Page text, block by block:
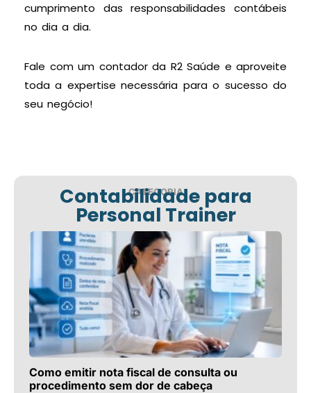
cumprimento das responsabilidades contábeis
no dia a dia.
Fale com um contador da R2 Saúde e aproveite
toda a expertise necessária para o sucesso do
seu negócio!
CATEGORIA
Contabilidade para
Personal Trainer
Como emitir nota fiscal de consulta ou
procedimento sem dor de cabeça